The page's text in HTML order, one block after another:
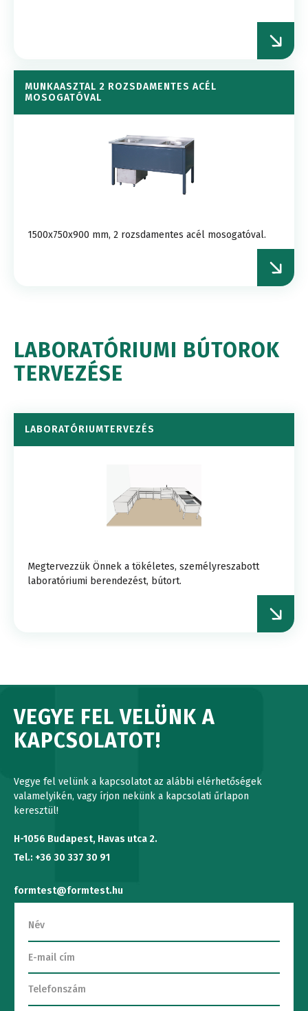
MUNKAASZTAL 2 ROZSDAMENTES ACÉL
MOSOGATÓVAL
1500x750x900 mm, 2 rozsdamentes acél mosogatóval.
LABORATÓRIUMI BÚTOROK
TERVEZÉSE
LABORATÓRIUMTERVEZÉS
Megtervezzük Önnek a tökéletes, személyreszabott
laboratóriumi berendezést, bútort.
VEGYE FEL VELÜNK A
KAPCSOLATOT!
Vegye fel velünk a kapcsolatot az alábbi elérhetőségek
valamelyikén, vagy írjon nekünk a kapcsolati űrlapon
keresztül!
H-1056 Budapest, Havas utca 2.
Tel.: +36 30 337 30 91
formtest@formtest.hu